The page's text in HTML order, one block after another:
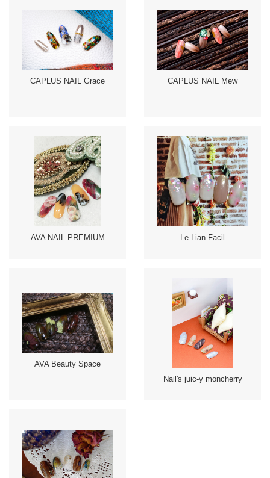
CAPLUS NAIL Grace CAPLUS NAIL Mew
AVA NAIL PREMIUM Le Lian Facil
AVA Beauty Space
Nail's juic-y moncherry